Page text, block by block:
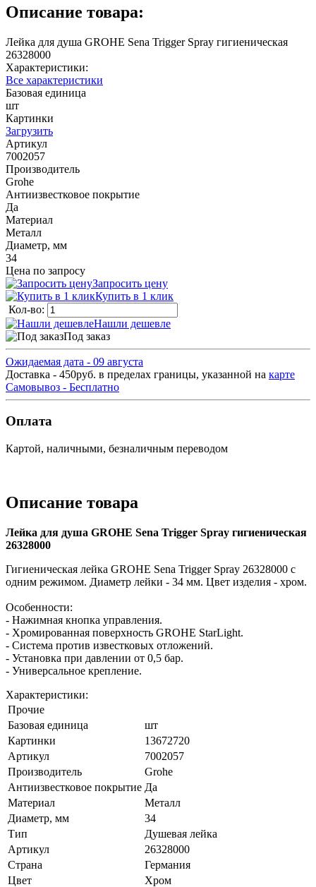
Описание товара:
Лейка для душа GROHE Sena Trigger Spray гигиеническая
26328000
Характеристики:
Все характеристики
Базовая единица
шт
Картинки
Загрузить
Артикул
7002057
Производитель
Grohe
Антиизвестковое покрытие
Да
Материал
Металл
Диаметр, мм
34
Цена по запросу
Запросить цену
Купить в 1 клик
Кол-во:
Нашли дешевле
Под заказ
Ожидаемая дата - 09 августа
Доставка - 450руб. в пределах границы, указанной на карте
Самовывоз - Бесплатно
Оплата
Картой, наличными, безналичным переводом
Описание товара
Лейка для душа GROHE Sena Trigger Spray гигиеническая
26328000
Гигиеническая лейка GROHE Sena Trigger Spray 26328000 с
одним режимом. Диаметр лейки - 34 мм. Цвет изделия - хром.
Особенности:
- Нажимная кнопка управления.
- Хромированная поверхность GROHE StarLight.
- Система против известковых отложений.
- Установка при давлении от 0,5 бар.
- Универсальное крепление.
Характеристики:
Прочие
Базовая единица
шт
Картинки
13672720
Артикул
7002057
Производитель
Grohe
Антиизвестковое покрытие Да
Материал
Металл
Диаметр, мм
34
Тип
Душевая лейка
Артикул
26328000
Страна
Германия
Цвет
Хром